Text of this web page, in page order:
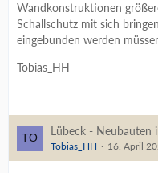
Wandkonstruktionen
Schallschutz mit sich
eingebunden werden
Tobias_HH
Lübeck - Neubauten
Tobias_HH 16. April